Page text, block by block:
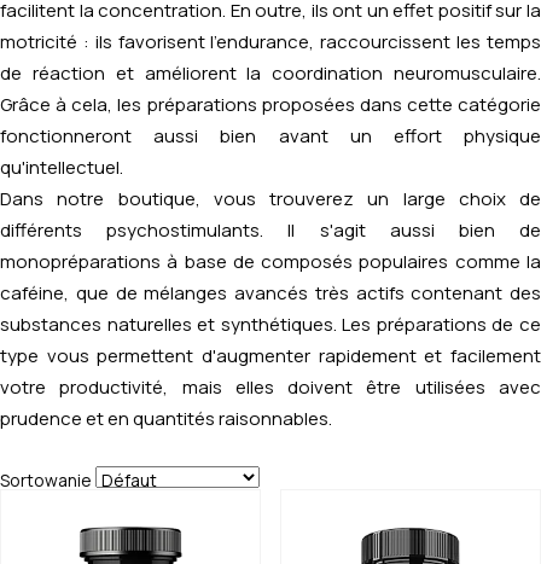
facilitent la concentration. En outre, ils ont un effet positif sur la
motricité : ils favorisent l'endurance, raccourcissent les temps
de réaction et améliorent la coordination neuromusculaire.
Grâce à cela, les préparations proposées dans cette catégorie
fonctionneront aussi bien avant un effort physique
qu'intellectuel.
Dans notre boutique, vous trouverez un large choix de
différents psychostimulants. Il s'agit aussi bien de
monopréparations à base de composés populaires comme la
caféine, que de mélanges avancés très actifs contenant des
substances naturelles et synthétiques. Les préparations de ce
type vous permettent d'augmenter rapidement et facilement
votre productivité, mais elles doivent être utilisées avec
prudence et en quantités raisonnables.
Sortowanie